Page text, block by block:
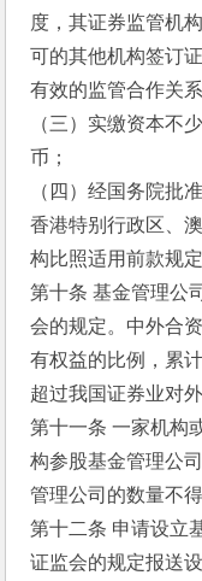
度，其证券监管机
可的其他机构签订
有效的监管合作关系
（三）实缴资本不
币；
（四）经国务院批
香港特别行政区、
构比照适用前款规定
第十条 基金管理公
会的规定。中外合
有权益的比例，累
超过我国证券业对
第十一条 一家机构
构参股基金管理公
管理公司的数量不
第十二条 申请设立
证监会的规定报送